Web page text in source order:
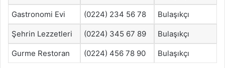
Gastronomi Evi (0224) 234 56 78 Bulaşıkçı
Şehrin Lezzetleri (0224) 345 67 89 Bulaşıkçı
Gurme Restoran (0224) 456 78 90 Bulaşıkçı